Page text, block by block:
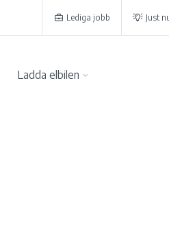
Lediga jobb Just
Ladda elbilen